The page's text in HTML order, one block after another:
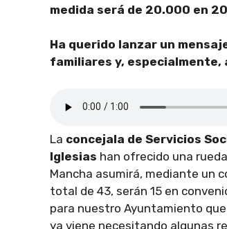
medida será de 20.000 en
Ha querido lanzar un
familiares y, especialmente,
La concejala de Servicios
Iglesias han ofrecido una
Mancha asumirá, mediante un
total de 43, serán 15 en
para nuestro Ayuntamiento
ya viene necesitando algunas